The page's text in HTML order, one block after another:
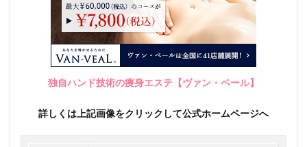
独自ハンド技術の痩身エステ【ヴァン・ベール】
詳しくは上記画像をクリックして公式ホームページへ